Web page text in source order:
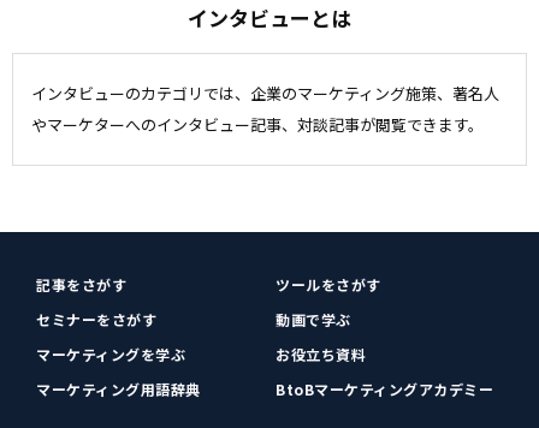
インタビューとは
インタビューのカテゴリでは、企業のマーケティング施策、著名人
やマーケターへのインタビュー記事、対談記事が閲覧できます。
記事をさがす
ツールをさがす
セミナーをさがす
動画で学ぶ
マーケティングを学ぶ
お役立ち資料
マーケティング用語辞典
BtoBマーケティングアカデミー